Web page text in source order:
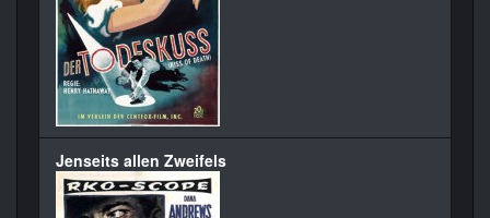
Jenseits allen Zweifels